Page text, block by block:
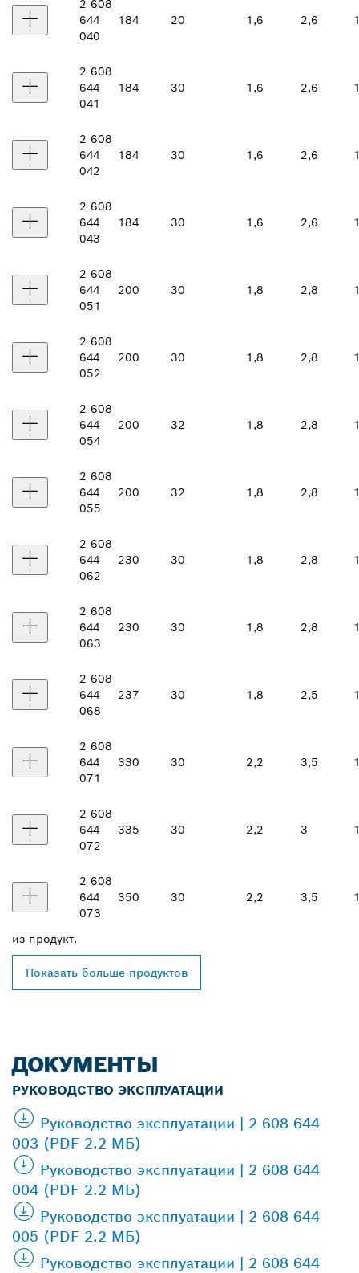
2 608
644
040
184 20 1,6 2,6
2 608
644
041
184 30 1,6 2,6
2 608
644
042
184 30 1,6 2,6
2 608
644
043
184 30 1,6 2,6
2 608
644
051
200 30 1,8 2,8
2 608
644
052
200 30 1,8 2,8
2 608
644
054
200 32 1,8 2,8
2 608
644
055
200 32 1,8 2,8
2 608
644
062
230 30 1,8 2,8
2 608
644
063
230 30 1,8 2,8
2 608
644
068
237 30 1,8 2,5
2 608
644
071
330 30 2,2 3,5
2 608
644
072
335 30 2,2 3
2 608
644
073
350 30 2,2 3,5
из продукт.
Показать больше продуктов
ДОКУМЕНТЫ
РУКОВОДСТВО ЭКСПЛУАТАЦИИ
Руководство эксплуатации | 2 608 644
003 (PDF 2.2 МБ)
Руководство эксплуатации | 2 608 644
004 (PDF 2.2 МБ)
Руководство эксплуатации | 2 608 644
005 (PDF 2.2 МБ)
Руководство эксплуатации | 2 608 644